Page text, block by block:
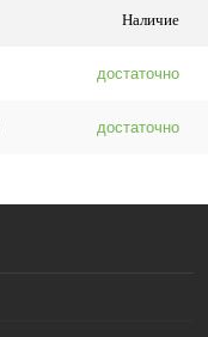
Наличие
достаточно
достаточно